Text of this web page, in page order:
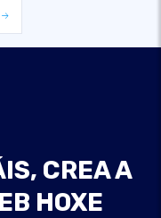
CREA A
HOXE